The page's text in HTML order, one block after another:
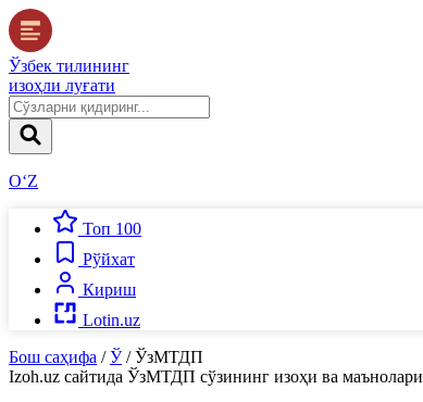
Ўзбек тилининг
изоҳли луғати
O‘Z
Топ 100
Рўйхат
Кириш
Lotin.uz
Бош саҳифа / Ў / ЎзМТДП
Izoh.uz сайтида ЎзМТДП сўзининг изоҳи ва маънолари